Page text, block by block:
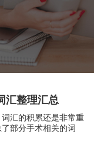
汇整理汇总
汇的积累还是非常重
部分手术相关的词